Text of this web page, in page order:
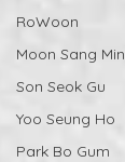
RoWoon
Moon Sang Min
Son Seok Gu
Yoo Seung Ho
Park Bo Gum